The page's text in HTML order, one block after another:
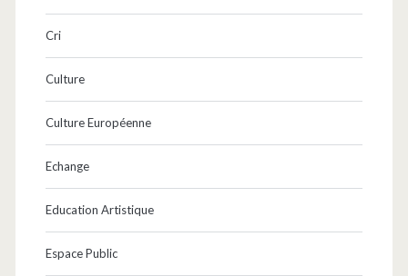
Cri
Culture
Culture Européenne
Echange
Education Artistique
Espace Public